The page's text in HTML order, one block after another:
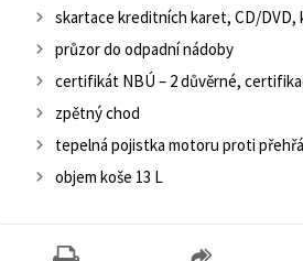
skartace kreditních karet, CD/DVD,
průzor do odpadní nádoby
certifikát NBÚ – 2 důvěrné,
zpětný chod
tepelná pojistka motoru proti
objem koše 13 L